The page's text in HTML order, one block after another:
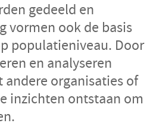
gedeeld en
vormen ook de basis
populatieniveau. Door
en analyseren
andere organisaties of
inzichten ontstaan om